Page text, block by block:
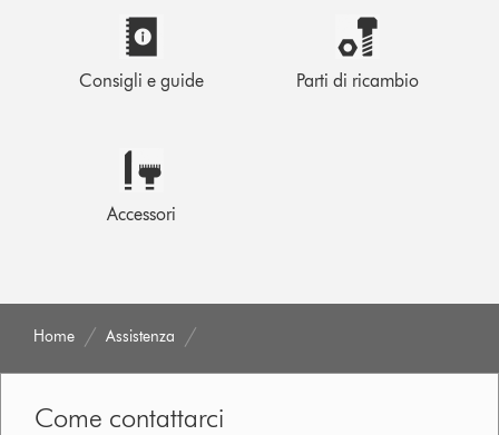
Consigli e guide Parti di ricambio
Accessori
Home Assistenza
Come contattarci